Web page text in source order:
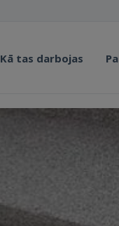
Kā tas darbojas